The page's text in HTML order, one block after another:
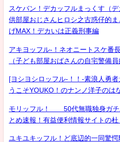
スケバン！デカッフルまっくす（
供部屋おじさんヒロシ之古惑仔的
げMAX！デカいは正義刑事編
アキヨッフル-！ネオニートスケ番
（子ども部屋おばさんの自宅警備員
[ヨシヨシロッフル-！！-素浪人勇
うこそYOUKO！のナンノ洋子のは
モリッフル！ 50代無職独身ガチ
とめ速報！有益便利情報サイトの
ユキユキッフル！ど底辺的一同驚